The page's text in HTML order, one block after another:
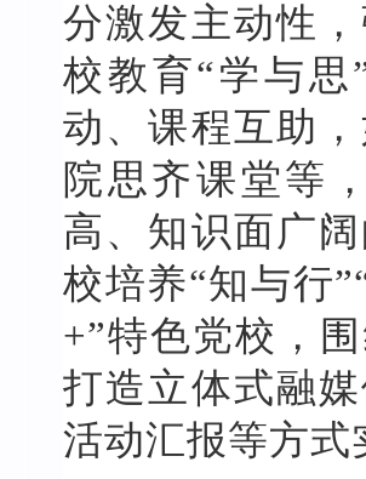
分激发主动性
校教育“学与思
动、课程互助
院思齐课堂等
高、知识面广
校培养“知与行
+”特色党校，
打造立体式融
活动汇报等方